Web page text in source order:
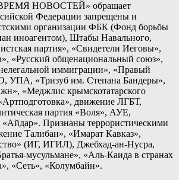
НОВОСТЕЙ» обращает
Федерации запрещены и
организации ФБК (Фонд борьбы
иноагентом), Штабы Навального,
партия», «Свидетели Иеговы»,
«Русский общенациональный союз»,
иммиграции», «Правый
УПА, «Тризуб им. Степана Бандеры»,
«Меджлис крымскотатарского
движение ЛГБТ,
партия «Воля», АУЕ,
Признаны террористическими
Талибан», «Имарат Кавказ»,
(ИГ, ИГИЛ), Джебхад-ан-Нусра,
мусульмане», «Аль-Каида в странах
«Сеть», «Колумбайн».